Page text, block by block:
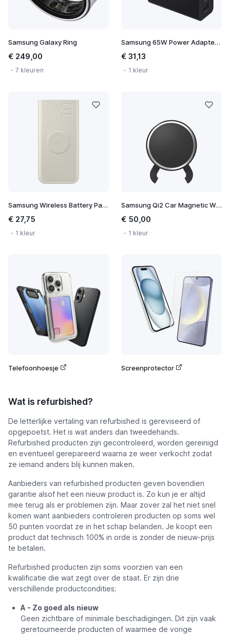
Samsung Galaxy Ring
€ 249,00
7 kleuren
Samsung 65W Power Adapter Trio
€ 31,13
1 kleur
Samsung Wireless Battery Pack 10.000 mAh
€ 27,75
1 kleur
Samsung Qi2 Car Magnetic Wireless Charger
€ 50,00
1 kleur
Telefoonhoesje Screenprotector
Wat is refurbished?
De letterlijke vertaling van refurbished is gereviseerd of
opgepoetst. Het is wat anders dan tweedehands.
Refurbished producten zijn gecontroleerd, worden gereinigd
en eventueel gerepareerd waarna ze weer verkocht zodat
ze iemand anders blij kunnen maken.
Aanbieders van refurbished producten geven bovendien
garantie alsof het een nieuw product is. Zo kun je er altijd
mee terug als er problemen zijn. Maar zover zal het niet snel
komen want aanbieders controleren producten op soms wel
50 punten voordat ze in het schap belanden. Je koopt een
product dat technisch 100% in orde is zonder de nieuw-prijs
te betalen.
Refurbished producten zijn soms voorzien van een
kwalificatie die wat zegt over de staat. Er zijn drie
verschillende productcondities;
A - Zo goed als nieuw
Geen zichtbare of minimale beschadigingen. Dit zijn vaak
geretourneerde producten of waarmee de vorige